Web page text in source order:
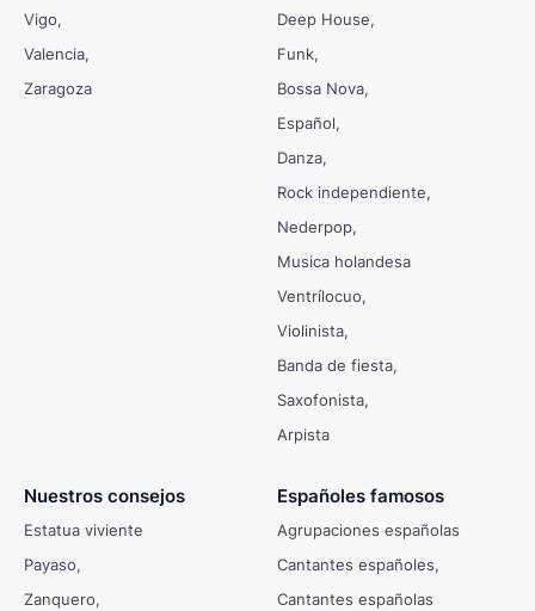
Vigo
Valencia
Zaragoza
Deep House
Funk
Bossa Nova
Español
Danza
Rock independiente
Nederpop
Musica holandesa
Ventrílocuo
Violinista
Banda de fiesta
Saxofonista
Arpista
Nuestros consejos
Estatua viviente
Payaso
Zanquero
Españoles famosos
Agrupaciones españolas
Cantantes españoles
Cantantes españolas